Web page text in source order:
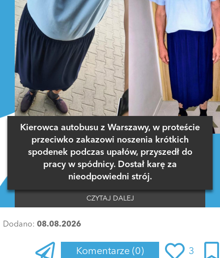
Kierowca autobusu z Warszawy, w proteście
przeciwko zakazowi noszenia krótkich
spodenek podczas upałów, przyszedł do
pracy w spódnicy. Dostał karę za
nieodpowiedni strój.
CZYTAJ DALEJ
Dodano: 08.08.2026
Komentarze (0) 3